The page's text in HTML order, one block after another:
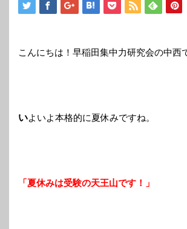
こんにちは！早稲田集中力研究会の中西
いよいよ本格的に夏休みですね。
「夏休みは受験の天王山です！」